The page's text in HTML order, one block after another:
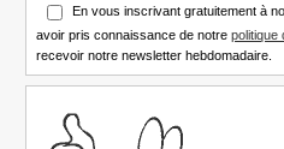
En vous inscrivant gratuitement à
avoir pris connaissance de notrepolitique
recevoir notre newsletter hebdomadaire.